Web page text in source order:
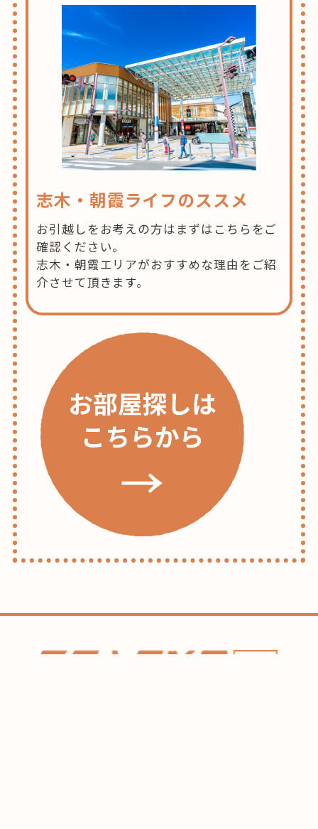
ツ
♪”
の
志木・朝霞ライフのススメ
お引越しをお考えの方はまずはこちらをご
確認ください。
志木・朝霞エリアがおすすめな理由をご紹
介させて頂きます。